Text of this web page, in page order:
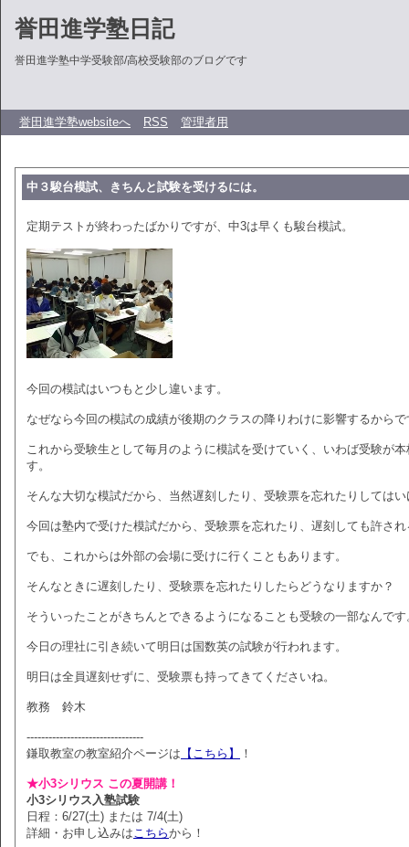
誉田進学塾日記
誉田進学塾中学受験部/高校受験部のブログです
誉田進学塾websiteへ RSS 管理者用
中３駿台模試、きちんと試験を受けるには。
定期テストが終わったばかりですが、中3は早くも駿台模試。
今回の模試はいつもと少し違います。
なぜなら今回の模試の成績が後期のクラスの降りわけに影響するからで
これから受験生として毎月のように模試を受けていく、いわば受験が
す。
そんな大切な模試だから、当然遅刻したり、受験票を忘れたりしては
今回は塾内で受けた模試だから、受験票を忘れたり、遅刻しても許さ
でも、これからは外部の会場に受けに行くこともあります。
そんなときに遅刻したり、受験票を忘れたりしたらどうなりますか？
そういったことがきちんとできるようになることも受験の一部なんです
今日の理社に引き続いて明日は国数英の試験が行われます。
明日は全員遅刻せずに、受験票も持ってきてくださいね。
教務 鈴木
--------------------------------
鎌取教室の教室紹介ページは 【こちら】 ！
★小3シリウス この夏開講！
小3シリウス入塾試験
日程：6/27(土) または 7/4(土)
詳細・お申し込みはこちらから！